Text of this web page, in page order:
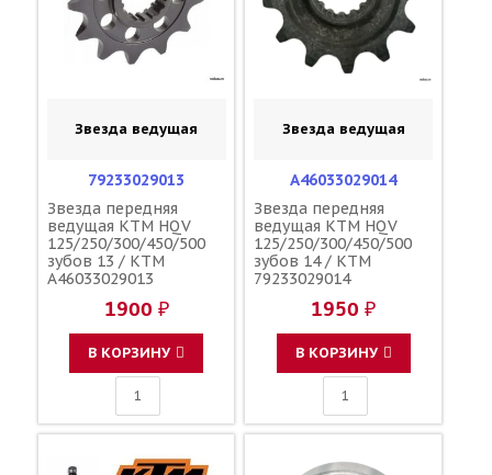
Звезда ведущая
79233029013
Звезда передняя
ведущая KTM HQV
125/250/300/450/500
зубов 13 / KTM
A46033029013
1900 ₽
В КОРЗИНУ
Звезда ведущая
A46033029014
Звезда передняя
ведущая KTM HQV
125/250/300/450/500
зубов 14 / KTM
79233029014
1950 ₽
В КОРЗИНУ